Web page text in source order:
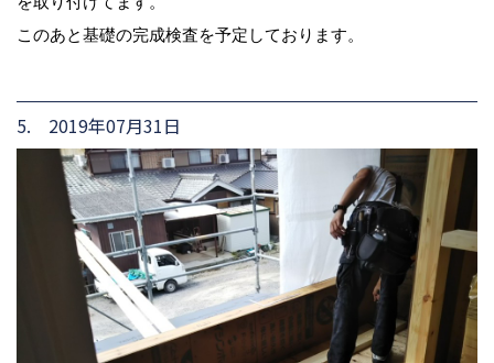
このあと基礎の完成検査を予定しております。
5. 2019年07月31日